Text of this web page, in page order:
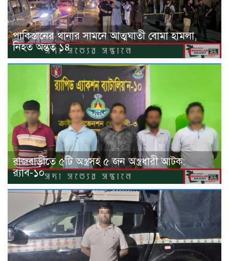
পাকিস্তানের থানার সামনে আত্মঘাতী বোমা হামলা,
নিহত অন্তত ১৪
রাজবাড়ীতে ৫টি অস্ত্রসহ ৫ জন অস্ত্রধারী আটক:
র‍্যাব-১০